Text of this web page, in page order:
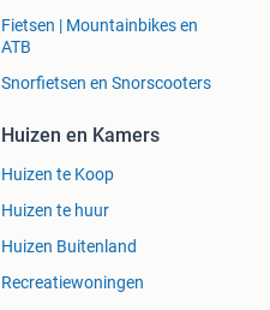
Fietsen | Mountainbikes en
ATB
Snorfietsen en Snorscooters
Huizen en Kamers
Huizen te Koop
Huizen te huur
Huizen Buitenland
Recreatiewoningen